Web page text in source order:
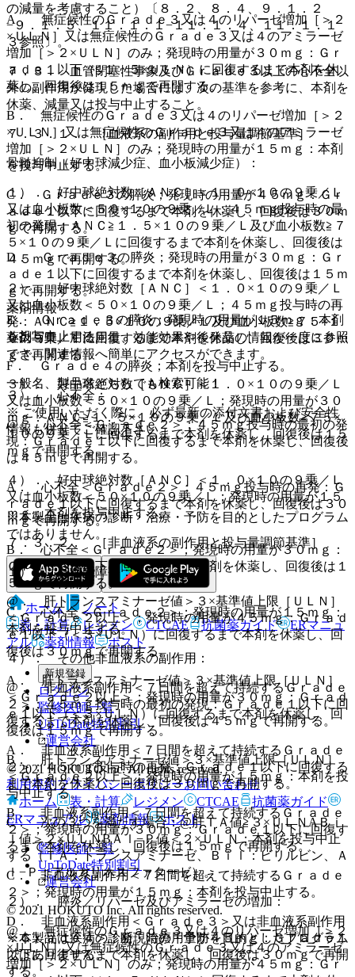
A． 無症候性のＧｒａｄｅ３又は４のリパーゼ増加［＞２
×ＵＬＮ］又は無症候性のＧｒａｄｅ３又は４のアミラーゼ
増加［＞２×ＵＬＮ］のみ；発現時の用量が３０ｍｇ：Ｇｒ
ａｄｅ１以下（≦１．５×ＵＬＮ）に回復するまで本剤を休
薬し、回復後は１５ｍｇで再開する。
B． 無症候性のＧｒａｄｅ３又は４のリパーゼ増加［＞２
×ＵＬＮ］又は無症候性のＧｒａｄｅ３又は４のアミラーゼ
増加［＞２×ＵＬＮ］のみ；発現時の用量が１５ｍｇ：本剤
を投与中止する。
C． Ｇｒａｄｅ３の膵炎；発現時の用量が４５ｍｇ：Ｇｒ
ａｄｅ１以下に回復するまで本剤を休薬し、回復後は３０ｍ
ｇで再開する。
D． Ｇｒａｄｅ３の膵炎；発現時の用量が３０ｍｇ：Ｇｒ
ａｄｅ１以下に回復するまで本剤を休薬し、回復後は１５ｍ
ｇで再開する。
E． Ｇｒａｄｅ３の膵炎；発現時の用量が１５ｍｇ：本剤
を投与中止する。
F． Ｇｒａｄｅ４の膵炎；本剤を投与中止する。
３）． 心不全：
@． 心不全＜Ｇｒａｄｅ２＞；４５ｍｇ投与時の最初の発
現：Ｇｒａｄｅ１以下に回復するまで本剤を休薬し、回復後
は４５ｍｇで再開する。
A． 心不全＜Ｇｒａｄｅ２＞；４５ｍｇ投与時の再発：Ｇ
ｒａｄｅ１以下に回復するまで本剤を休薬し、回復後は３０
ｍｇで再開する。
B． 心不全＜Ｇｒａｄｅ２＞；発現時の用量が３０ｍｇ：
Ｇｒａｄｅ１以下に回復するまで本剤を休薬し、回復後は１
５ｍｇで再開する。
C． 心不全＜Ｇｒａｄｅ２＞；発現時の用量が１５ｍｇ：
本剤を投与中止する。
４）． その他非血液系の副作用：
@． 非血液系副作用＜７日間を超えて持続するＧｒａｄｅ
２＞；４５ｍｇ投与時の最初の発現：Ｇｒａｄｅ１以下に回
復するまで本剤を休薬し、回復後は４５ｍｇで再開する。
A． 非血液系副作用＜７日間を超えて持続するＧｒａｄｅ
２＞；４５ｍｇ投与時の再発：Ｇｒａｄｅ１以下に回復する
まで本剤を休薬し、回復後は３０ｍｇで再開する。
B． 非血液系副作用＜７日間を超えて持続するＧｒａｄｅ
２＞；発現時の用量が３０ｍｇ：Ｇｒａｄｅ１以下に回復す
るまで本剤を休薬し、回復後は１５ｍｇで再開する。
C． 非血液系副作用＜７日間を超えて持続するＧｒａｄｅ
２＞；発現時の用量が１５ｍｇ：本剤を投与中止する。
D． 非血液系副作用＜Ｇｒａｄｅ３＞又は非血液系副作用
＜Ｇｒａｄｅ４＞；発現時の用量が４５ｍｇ：Ｇｒａｄｅ１
以下に回復するまで本剤を休薬し、回復後は３０ｍｇで再開
する。
の減量を考慮すること）〔８．２、８．４、９．１．２
−９．１．５、１１．１．１−１１．１．４、１１．１．１
３参照〕。
７．３． 血管閉塞性事象及びＧｒａｄｅ３以上の心不全以
外の副作用が発現した場合には、次の基準を参考に、本剤を
休薬、減量又は投与中止すること。
７．３．１． ［血液系の副作用と投与量調節基準］
骨髄抑制（好中球減少症、血小板減少症）：
１）． 好中球絶対数［ＡＮＣ］＜１．０×１０の９乗／Ｌ
又は血小板数＜５０×１０の９乗／Ｌ；４５ｍｇ投与時の最
初の発現：ＡＮＣ≧１．５×１０の９乗／Ｌ及び血小板数≧７
５×１０の９乗／Ｌに回復するまで本剤を休薬し、回復後は
４５ｍｇで再開する。
２）． 好中球絶対数［ＡＮＣ］＜１．０×１０の９乗／Ｌ
又は血小板数＜５０×１０の９乗／Ｌ；４５ｍｇ投与時の再
発：ＡＮＣ≧１．５×１０の９乗／Ｌ及び血小板数≧７５×１
０の９乗／Ｌに回復するまで本剤を休薬し、回復後は３０ｍ
ｇで再開する。
３）． 好中球絶対数［ＡＮＣ］＜１．０×１０の９乗／Ｌ
又は血小板数＜５０×１０の９乗／Ｌ；発現時の用量が３０
ｍｇ：ＡＮＣ≧１．５×１０の９乗／Ｌ及び血小板数≧７５×
１０の９乗／Ｌに回復するまで本剤を休薬し、回復後は１５
ｍｇで再開する。
４）． 好中球絶対数［ＡＮＣ］＜１．０×１０の９乗／Ｌ
又は血小板数＜５０×１０の９乗／Ｌ；発現時の用量が１５
ｍｇ：本剤を投与中止する。
７．３．２． ［非血液系の副作用と投与量調節基準］
１）． 肝機能障害：
@． 肝トランスアミナーゼ値＞３×基準値上限［ＵＬＮ］
＜Ｇｒａｄｅ２以上＞；発現時の用量が４５ｍｇ：Ｇｒａｄ
ｅ１以下（＜３×ＵＬＮ）に回復するまで本剤を休薬し、回
復後は３０ｍｇで再開する。
A． 肝トランスアミナーゼ値＞３×基準値上限［ＵＬＮ］
＜Ｇｒａｄｅ２以上＞；発現時の用量が３０ｍｇ：Ｇｒａｄ
ｅ１以下（＜３×ＵＬＮ）に回復するまで本剤を休薬し、回
復後は１５ｍｇで再開する。
B． 肝トランスアミナーゼ値＞３×基準値上限［ＵＬＮ］
＜Ｇｒａｄｅ２以上＞；発現時の用量が１５ｍｇ：本剤を投
与中止する。
C． 次の３つを満たす場合：@肝ＴＡ値≧３×ＵＬＮAＢｉ
ｌ値＞２×ＵＬＮBＡｌ−Ｐ値＜２×ＵＬＮ；本剤を投与中止
する（ＴＡ：トランスアミナーゼ、Ｂｉｌ：ビリルビン、Ａ
ｌ−Ｐ：アルカリホスファターゼ）。
２）． 膵炎／リパーゼ及びアミラーゼの増加：
@． 無症候性のＧｒａｄｅ３又は４のリパーゼ増加［＞２
×ＵＬＮ］又は無症候性のＧｒａｄｅ３又は４のアミラーゼ
増加［＞２×ＵＬＮ］のみ；発現時の用量が４５ｍｇ：Ｇｒ
薬剤情報
薬剤写真、用法用量、効能効果や後発品の情報が一度に参照
でき、関連情報へ簡単にアクセスができます。
一般名、製品名どちらでも検索可能！
※ ご使用いただく際に、必ず最新の添付文書および安全性
情報も併せてご確認下さい。
※本製品は疾病の診断・治療・予防を目的としたプログラム
ではありません。
ホーム
ノート
表・計算
レジメン CTCAE 抗菌薬ガイド
ERマニュ
アル
薬剤情報 ポスト
新規登録
ログイン
監修医師一覧
UpToDate特別割引
運営会社
© 2021 HOKUTO Inc. All rights reserved.
利用規約プライバシーポリシーお問い合わせ
ホーム
表・計算 レジメン CTCAE
抗菌薬ガイド
ERマニュアル
薬剤情報 ポスト
監修医師一覧
UpToDate特別割引
運営会社
© 2021 HOKUTO Inc. All rights reserved.
※本製品は疾病の診断・治療・予防を目的としたプログラム
ではありません。